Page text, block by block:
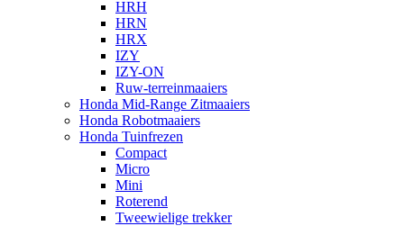
HRH
HRN
HRX
IZY
IZY-ON
Ruw-terreinmaaiers
Honda Mid-Range Zitmaaiers
Honda Robotmaaiers
Honda Tuinfrezen
Compact
Micro
Mini
Roterend
Tweewielige trekker